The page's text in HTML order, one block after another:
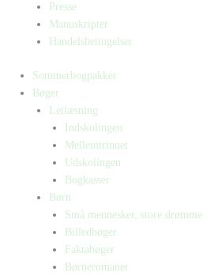
Presse
Manuskripter
Handelsbetingelser
Sommerbogpakker
Bøger
Letlæsning
Indskolingen
Mellemtrinnet
Udskolingen
Bogkasser
Børn
Små mennesker, store drømme
Billedbøger
Faktabøger
Børneromaner